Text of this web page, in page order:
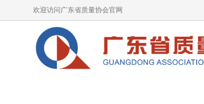
欢迎访问广东省质量协会官网